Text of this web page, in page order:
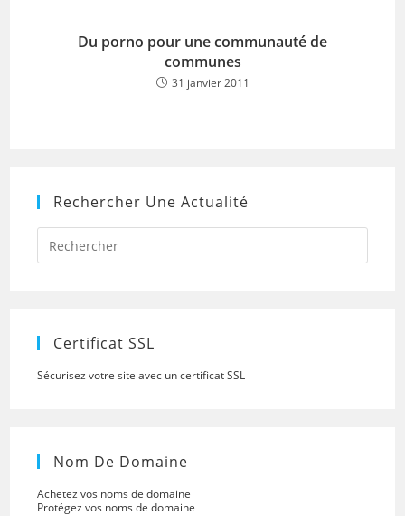
Du porno pour une communauté de
communes
31 janvier 2011
Rechercher Une Actualité
Press
to
Certificat SSL
Sécurisez votre site avec un certificat SSL
Nom De Domaine
Achetez vos noms de domaine
Protégez vos noms de domaine